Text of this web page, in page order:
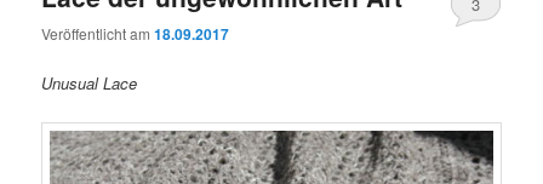
Veröffentlicht am18.09.2017
3
Unusual Lace